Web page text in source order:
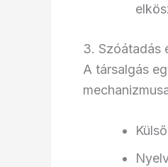
3. Szóátadás
A társalgás